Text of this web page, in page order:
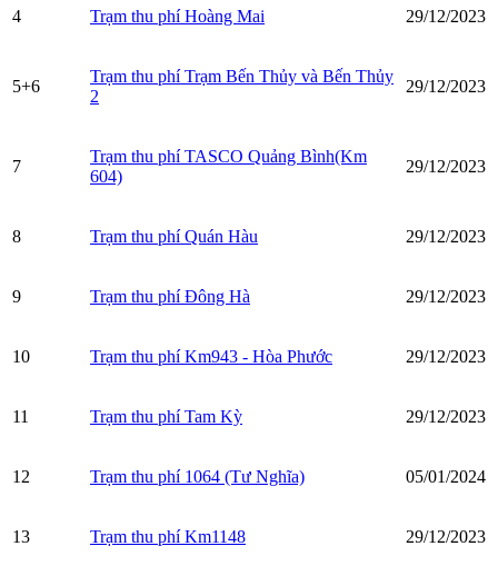
4 Trạm thu phí Hoàng Mai 29/12/2023
5+6
Trạm thu phí Trạm Bến Thủy và Bến Thủy
2
29/12/2023
7
Trạm thu phí TASCO Quảng Bình(Km
604)
29/12/2023
8 Trạm thu phí Quán Hàu 29/12/2023
9 Trạm thu phí Đông Hà 29/12/2023
10 Trạm thu phí Km943 - Hòa Phước 29/12/2023
11 Trạm thu phí Tam Kỳ 29/12/2023
12 Trạm thu phí 1064 (Tư Nghĩa) 05/01/2024
13 Trạm thu phí Km1148 29/12/2023